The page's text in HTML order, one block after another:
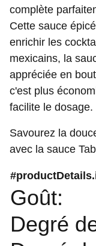
complète
Cette sauce
enrichir les
mexicains, la
appréciée en
c'est plus
facilite le dosage.
Savourez la
avec la sauce
Goût:
Degré